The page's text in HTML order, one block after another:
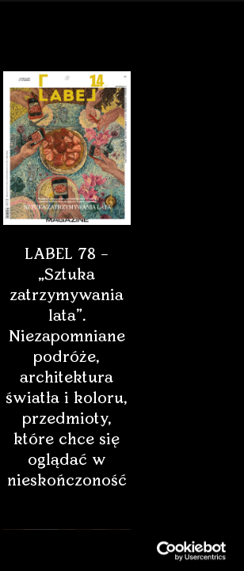
LABEL 78 –
„Sztuka
zatrzymywania
lata”.
Niezapomniane
podróże,
architektura
światła i koloru,
przedmioty,
które chce się
oglądać w
nieskończoność